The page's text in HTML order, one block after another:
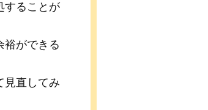
することが
裕ができる
見直してみ